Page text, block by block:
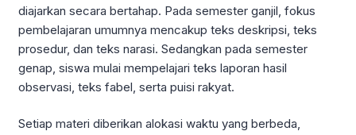
diajarkan secara bertahap. Pada semester ganjil, fokus
pembelajaran umumnya mencakup teks deskripsi, teks
prosedur, dan teks narasi. Sedangkan pada semester
genap, siswa mulai mempelajari teks laporan hasil
observasi, teks fabel, serta puisi rakyat.
Setiap materi diberikan alokasi waktu yang berbeda,